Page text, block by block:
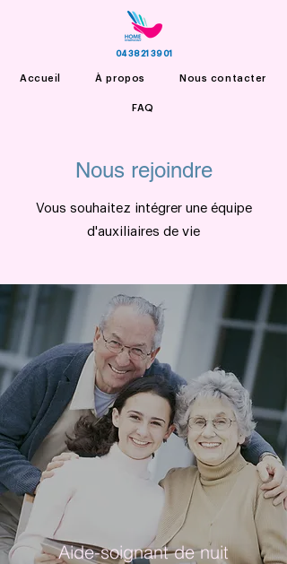
04 38 21 39 01
Accueil À propos Nous contacter
FAQ
Nous rejoindre
Vous souhaitez intégrer une équipe
d'auxiliaires de vie
Aide-soignant de nuit